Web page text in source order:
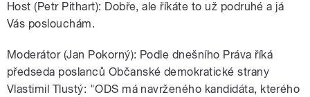
Host (Petr Pithart): Dobře, ale říkáte to už podruhé a já
Vás poslouchám.
Moderátor (Jan Pokorný): Podle dnešního Práva říká
předseda poslanců Občanské demokratické strany
Vlastimil Tlustý: "ODS má navrženého kandidáta, kterého